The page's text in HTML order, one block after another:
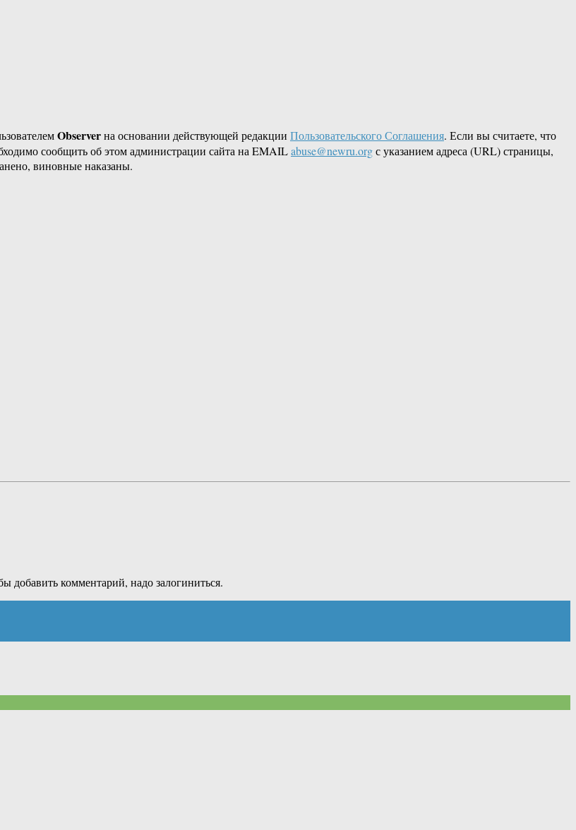
Observerна основании действующей редакции Пользовательского Соглашения. Если вы считаете, что
сообщить об этом администрации сайта на EMAILabuse@newru.orgс указанием адреса (URL) страницы,
виновные наказаны.
добавить комментарий, надо залогиниться.